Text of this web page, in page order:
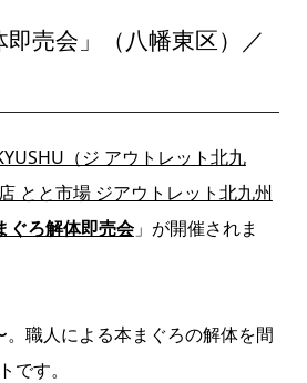
即売会」（八幡東区）／
（ジ アウトレット北九
とと市場 ジアウトレット北九州
ぐろ解体即売会」が開催されま
職人による本まぐろの解体を間
です。